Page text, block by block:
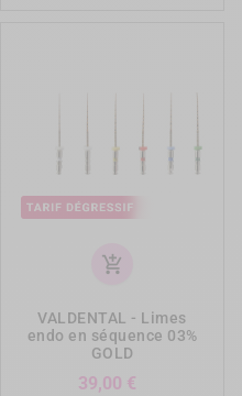
add_shopping_cart
VALDENTAL - Limes
endo en séquence 03%
GOLD
39,00 €